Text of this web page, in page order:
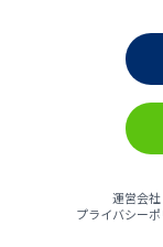
運営会社
プライバシー